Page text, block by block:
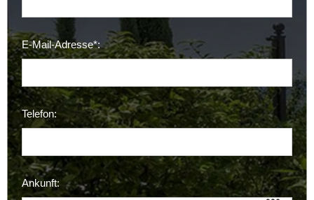
E-Mail-Adresse*:
Telefon:
Ankunft: